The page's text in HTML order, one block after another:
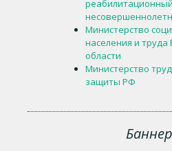
Министерство
населения и труда
области
Министерство
защиты РФ